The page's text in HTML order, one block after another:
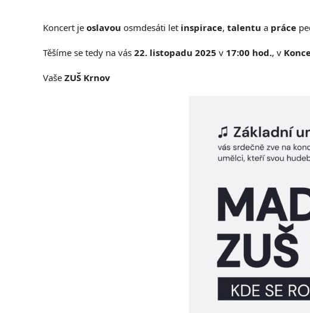
Koncert je oslavou osmdesáti let inspirace, talentu a práce
Těšíme se tedy na vás 22. listopadu 2025 v 17:00 hod., v
Vaše ZUŠ Krnov